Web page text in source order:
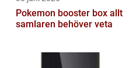
Pokemon booster box allt
samlaren behöver veta